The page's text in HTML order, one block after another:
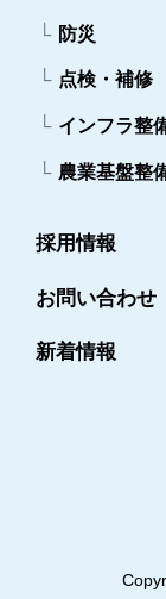
防災
点検・補修
インフラ整
農業基盤整
採用情報
お問い合わせ
新着情報